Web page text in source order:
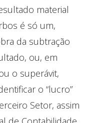
material
é só um,
da subtração
ou, em
o superávit,
o “lucro”
Setor, assim